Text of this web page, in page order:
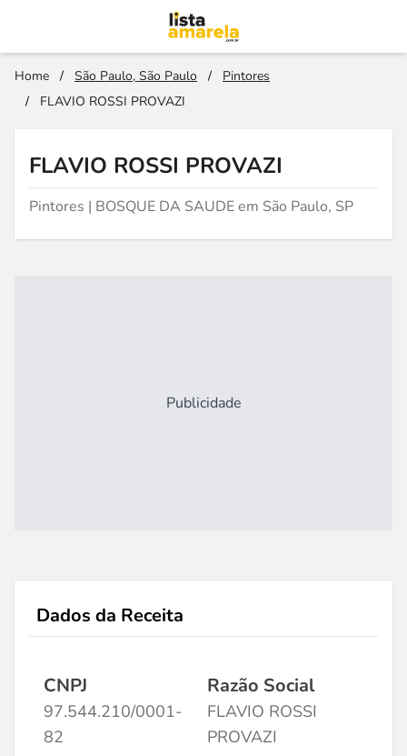
Home / São Paulo, São Paulo /
Pintores
/
FLAVIO ROSSI PROVAZI
FLAVIO ROSSI PROVAZI
Pintores | BOSQUE DA SAUDE em São Paulo, SP
Publicidade
Dados da Receita
CNPJ
97.544.210/0001-
82
Razão Social
FLAVIO ROSSI
PROVAZI